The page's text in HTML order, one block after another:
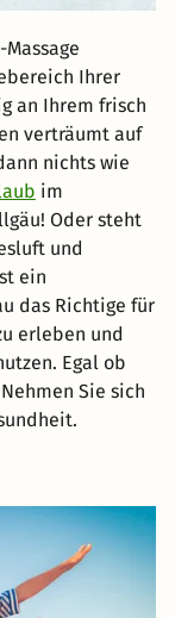
Ihrer
an Ihrem frisch
verträumt auf
nichts wie
im
Oder steht
und
ein
das Richtige für
erleben und
Egal ob
Sie sich